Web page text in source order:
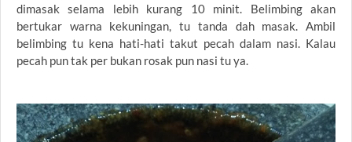
dimasak selama lebih kurang 10 minit. Belimbing akan
bertukar warna kekuningan, tu tanda dah masak. Ambil
belimbing tu kena hati-hati takut pecah dalam nasi. Kalau
pecah pun tak per bukan rosak pun nasi tu ya.